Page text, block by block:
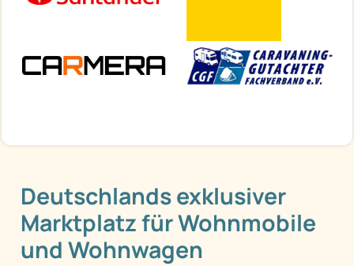
Deutschlands exklusiver
Marktplatz für Wohnmobile
und Wohnwagen